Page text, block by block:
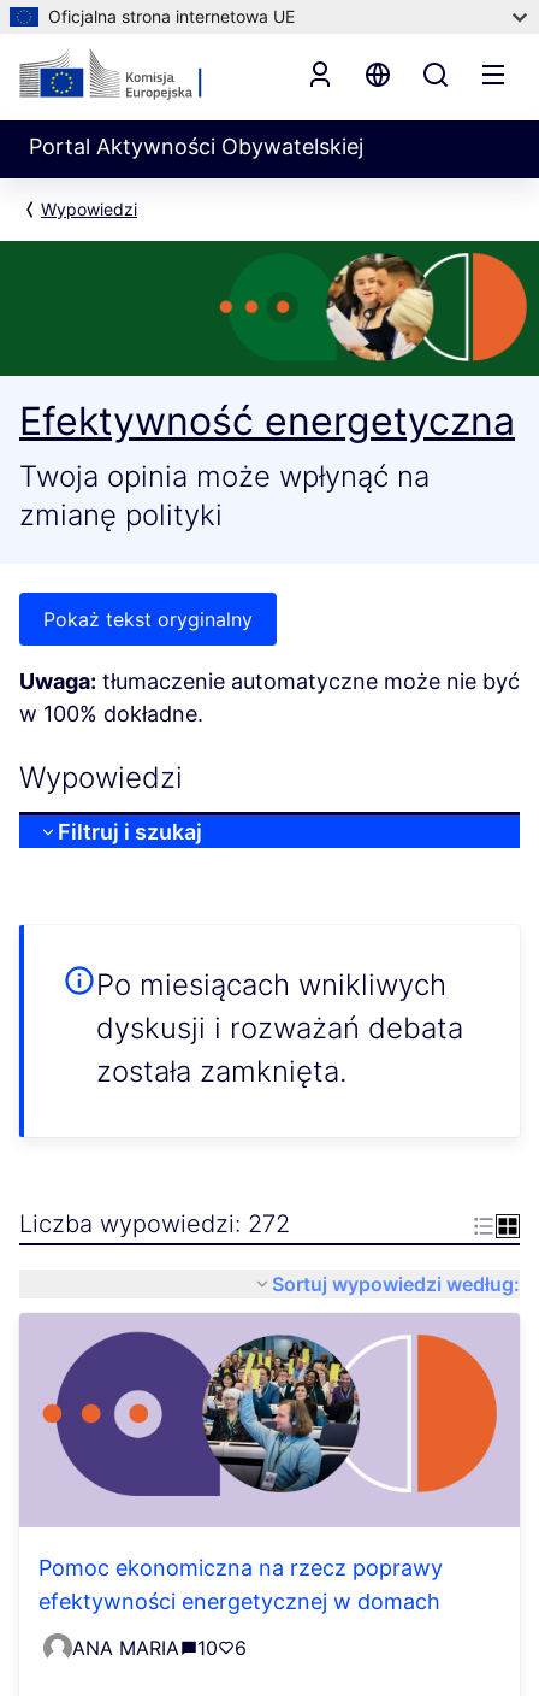
Oficjalna strona internetowa UE
Portal Aktywności Obywatelskiej
Wypowiedzi
Efektywność energetyczna
Twoja opinia może wpłynąć na
zmianę polityki
Pokaż tekst oryginalny
Uwaga: tłumaczenie automatyczne może nie być
w 100% dokładne.
Wypowiedzi
Filtruj i szukaj
Po miesiącach wnikliwych
dyskusji i rozważań debata
została zamknięta.
Liczba wypowiedzi: 272
Sortuj wypowiedzi według:
Pomoc ekonomiczna na rzecz poprawy
efektywności energetycznej w domach
ANA MARIA 10 6